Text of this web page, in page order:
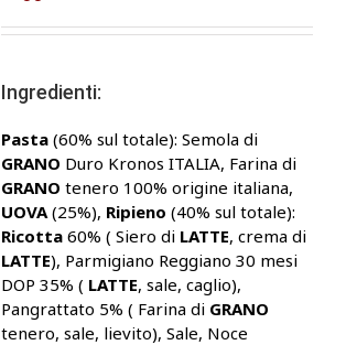
Ingredienti:
Pasta(60% sul totale): Semola di
GRANO Duro Kronos ITALIA, Farina di
GRANO tenero 100% origine italiana,
UOVA(25%), Ripieno (40% sul totale):
Ricotta60% ( Siero di LATTE, crema di
LATTE), Parmigiano Reggiano 30 mesi
DOP 35% ( LATTE, sale, caglio),
Pangrattato 5% ( Farina di GRANO
tenero, sale, lievito), Sale, Noce